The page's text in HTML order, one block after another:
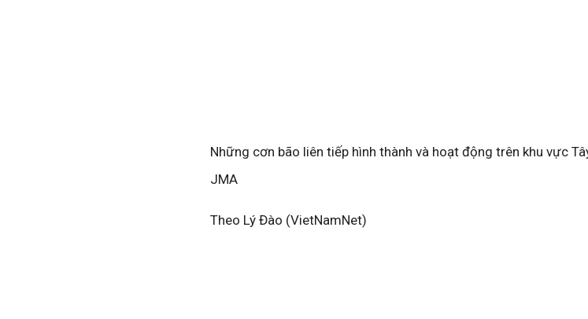
Những cơn bão liên tiếp hình thành và hoạt động trên khu vực
JMA
Theo Lý Đào (VietNamNet)